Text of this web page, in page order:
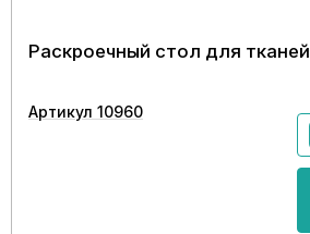
Раскроечный стол для тканей
Артикул 10960